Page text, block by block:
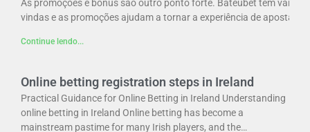
As promoções e bônus são outro ponto forte. Bateubet tem
vindas e as promoções ajudam a tornar a experiência de apostas
Continue lendo...
Online betting registration steps in Ireland
Practical Guidance for Online Betting in Ireland Understanding
online betting in Ireland Online betting has become a
mainstream pastime for many Irish players, and the…